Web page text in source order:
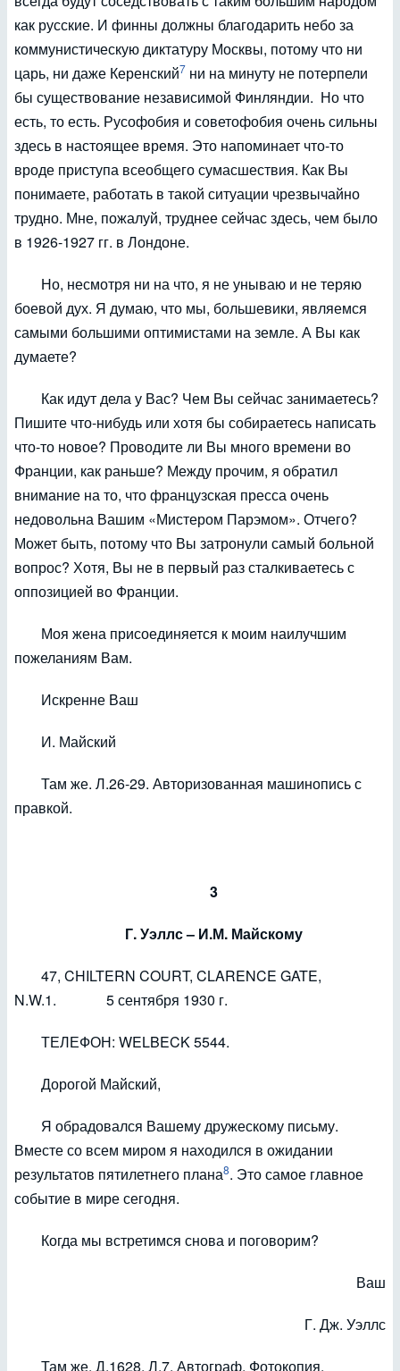
как русские. И финны должны благодарить небо за
коммунистическую диктатуру Москвы, потому что ни
царь, ни даже Керенский7 ни на минуту не потерпели
бы существование независимой Финляндии. Но что
есть, то есть. Русофобия и советофобия очень сильны
здесь в настоящее время. Это напоминает что-то
вроде приступа всеобщего сумасшествия. Как Вы
понимаете, работать в такой ситуации чрезвычайно
трудно. Мне, пожалуй, труднее сейчас здесь, чем было
в 1926-1927 гг. в Лондоне.
Но, несмотря ни на что, я не унываю и не теряю
боевой дух. Я думаю, что мы, большевики, являемся
самыми большими оптимистами на земле. А Вы как
думаете?
Как идут дела у Вас? Чем Вы сейчас занимаетесь?
Пишите что-нибудь или хотя бы собираетесь написать
что-то новое? Проводите ли Вы много времени во
Франции, как раньше? Между прочим, я обратил
внимание на то, что французская пресса очень
недовольна Вашим «Мистером Парэмом». Отчего?
Может быть, потому что Вы затронули самый больной
вопрос? Хотя, Вы не в первый раз сталкиваетесь с
оппозицией во Франции.
Моя жена присоединяется к моим наилучшим
пожеланиям Вам.
Искренне Ваш
И. Майский
Там же. Л.26-29. Авторизованная машинопись с
правкой.
3
Г. Уэллс – И.М. Майскому
47, CHILTERN COURT, CLARENCE GATE,
N.W.1. 5 сентября 1930 г.
ТЕЛЕФОН: WELBECK 5544.
Дорогой Майский,
Я обрадовался Вашему дружескому письму.
Вместе со всем миром я находился в ожидании
результатов пятилетнего плана8. Это самое главное
событие в мире сегодня.
Когда мы встретимся снова и поговорим?
Ваш
Г. Дж. Уэллс
Там же. Д.1628. Л.7. Автограф. Фотокопия.